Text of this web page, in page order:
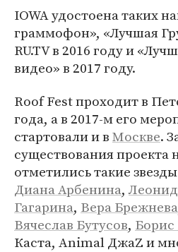
IOWA удостоена таких
граммофон», «Лучшая
RU.TV в 2016 году и
видео» в 2017 году.
Roof Fest проходит в
года, а в 2017-м его
стартовали и вМоскве.
существования проекта
отметились такие
Диана Арбенина,
Гагарина, Вера Брежнева
Вячеслав Бутусов,
Каста, Animal ДжаZ и